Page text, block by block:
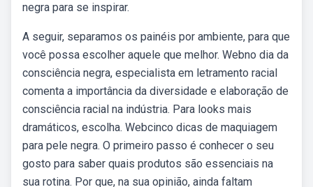
negra para se inspirar.
A seguir, separamos os painéis por ambiente, para que
você possa escolher aquele que melhor. Webno dia da
consciência negra, especialista em letramento racial
comenta a importância da diversidade e elaboração de
consciência racial na indústria. Para looks mais
dramáticos, escolha. Webcinco dicas de maquiagem
para pele negra. O primeiro passo é conhecer o seu
gosto para saber quais produtos são essenciais na
sua rotina. Por que, na sua opinião, ainda faltam